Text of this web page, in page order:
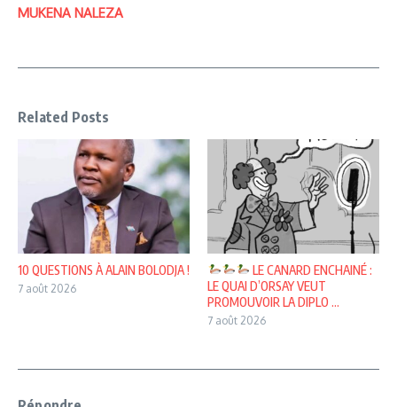
MUKENA NALEZA
Related Posts
10 QUESTIONS À ALAIN BOLODJA !
7 août 2026
LE CANARD ENCHAINÉ :
LE QUAI D’ORSAY VEUT
PROMOUVOIR LA DIPLO ...
7 août 2026